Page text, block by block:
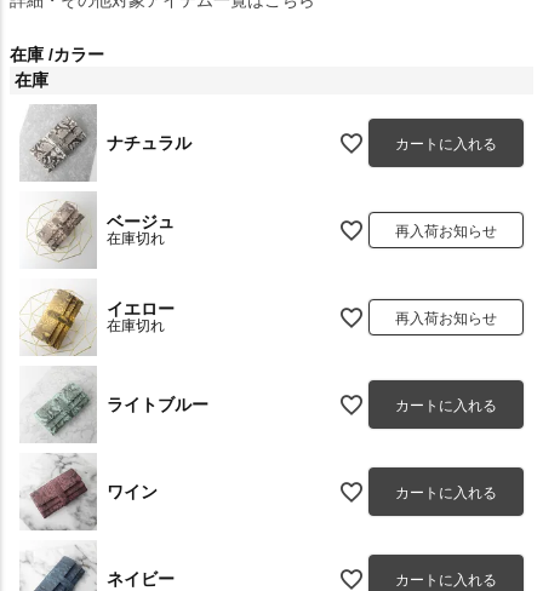
在庫 カラー
在庫
ナチュラル カートに入れる
ベージュ
在庫切れ 再入荷お知らせ
イエロー
在庫切れ 再入荷お知らせ
ライトブルー カートに入れる
ワイン カートに入れる
ネイビー カートに入れる